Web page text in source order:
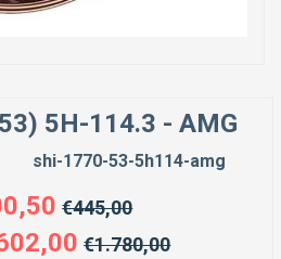
5H-114.3 - AMG
shi-1770-53-5h114-amg
€445,00
€1.780,00